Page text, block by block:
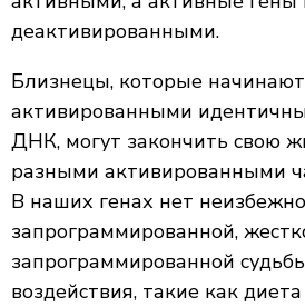
деактивированными.
Близнецы, которые
активированными
ДНК, могут закончить свою
разными активированными
В наших генах нет
запрограммированной,
запрограммированной
воздействия, такие как